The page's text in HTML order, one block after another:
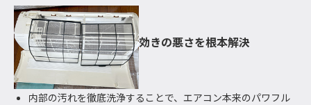
効きの悪さを根本解決
内部の汚れを徹底洗浄することで、エアコン本来のパワフル